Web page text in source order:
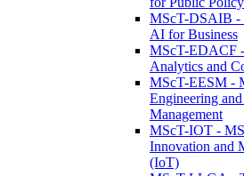
MScT-DSAIB -
AI for Business
MScT-EDACF
Analytics and
MScT-EESM -
Engineering
Management
MScT-IOT -
Innovation and
(IoT)